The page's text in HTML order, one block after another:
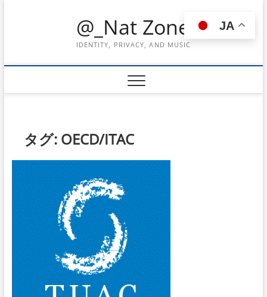
@_Nat Zone
IDENTITY, PRIVACY, AND MUSIC
タグ: OECD/ITAC
JA